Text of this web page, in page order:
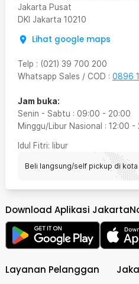
Jakarta Pusat
DKI Jakarta 10210
Lihat google maps
Telp : (021) 39 700 200
Whatsapp Sales / COD : 0896
Jam buka:
Senin - Sabtu : 09:00 - 20:00
Minggu/Libur Nasional : 12:00 -
Idul Fitri: libur
Beli langsung/self pickup di kota
Download Aplikasi
Layanan Pelanggan